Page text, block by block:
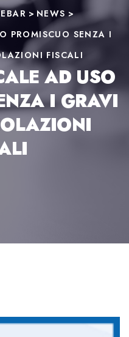
> NEWS >
PROMISCUO SENZA I
FISCALI
AD USO
I GRAVI